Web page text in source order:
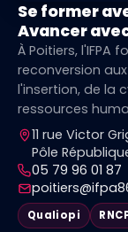
Se former
Avancer
À Poitiers, l'IFPA
reconversion
l'insertion, de la
ressources
11 rue Victor
Pôle
05 79 96 01 87
Qualiopi